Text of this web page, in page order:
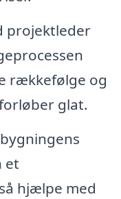
projektleder
rækkefølge og
glat.
et
hjælpe med